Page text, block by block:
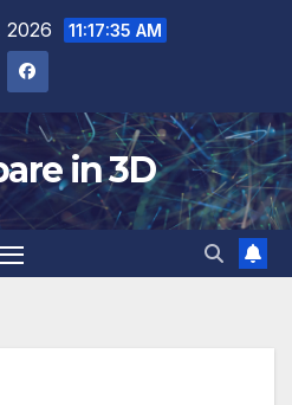
2026 11:17:36 AM
in 3D